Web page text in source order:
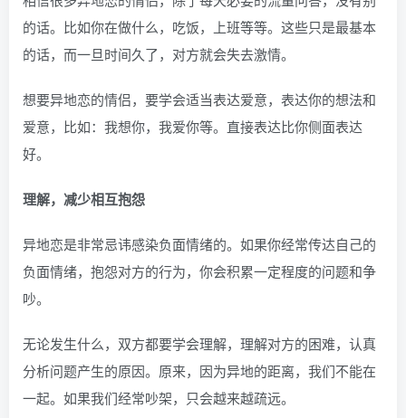
的话。比如你在做什么，吃饭，上班等等。这些只是最基本
的话，而一旦时间久了，对方就会失去激情。
想要异地恋的情侣，要学会适当表达爱意，表达你的想法和
爱意，比如：我想你，我爱你等。直接表达比你侧面表达
好。
理解，减少相互抱怨
异地恋是非常忌讳感染负面情绪的。如果你经常传达自己的
负面情绪，抱怨对方的行为，你会积累一定程度的问题和争
吵。
无论发生什么，双方都要学会理解，理解对方的困难，认真
分析问题产生的原因。原来，因为异地的距离，我们不能在
一起。如果我们经常吵架，只会越来越疏远。